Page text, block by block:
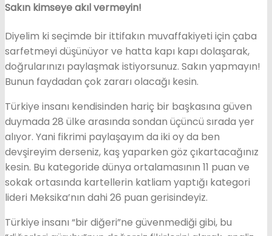
Sakın kimseye akıl vermeyin!
Diyelim ki seçimde bir ittifakın muvaffakiyeti için çaba
sarfetmeyi düşünüyor ve hatta kapı kapı dolaşarak,
doğrularınızı paylaşmak istiyorsunuz. Sakın yapmayın!
Bunun faydadan çok zararı olacağı kesin.
Türkiye insanı kendisinden hariç bir başkasına güven
duymada 28 ülke arasında sondan üçüncü sırada yer
alıyor. Yani fikrimi paylaşayım da iki oy da ben
devşireyim derseniz, kaş yaparken göz çıkartacağınız
kesin. Bu kategoride dünya ortalamasının 11 puan ve
sokak ortasında kartellerin katliam yaptığı kategori
lideri Meksika’nın dahi 26 puan gerisindeyiz.
Türkiye insanı “bir diğeri”ne güvenmediği gibi, bu